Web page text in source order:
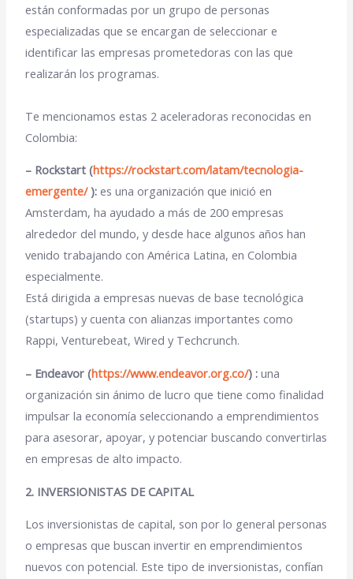
están conformadas por un grupo de personas
especializadas que se encargan de seleccionar e
identificar las empresas prometedoras con las que
realizarán los programas.
Te mencionamos estas 2 aceleradoras reconocidas en
Colombia:
– Rockstart (https://rockstart.com/latam/tecnologia-
emergente/): es una organización que inició en
Amsterdam, ha ayudado a más de 200 empresas
alrededor del mundo, y desde hace algunos años han
venido trabajando con América Latina, en Colombia
especialmente.
Está dirigida a empresas nuevas de base tecnológica
(startups) y cuenta con alianzas importantes como
Rappi, Venturebeat, Wired y Techcrunch.
– Endeavor (https://www.endeavor.org.co/) :una
organización sin ánimo de lucro que tiene como finalidad
impulsar la economía seleccionando a emprendimientos
para asesorar, apoyar, y potenciar buscando convertirlas
en empresas de alto impacto.
2. INVERSIONISTAS DE CAPITAL
Los inversionistas de capital, son por lo general personas
o empresas que buscan invertir en emprendimientos
nuevos con potencial. Este tipo de inversionistas, confían